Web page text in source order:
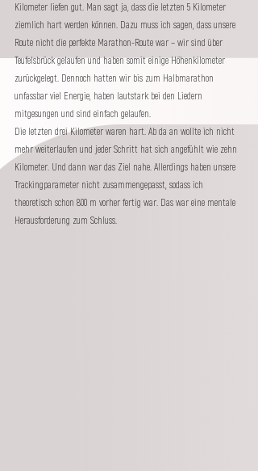
Kilometer liefen gut. Man sagt ja, dass die letzten 5 Kilometer
ziemlich hart werden können. Dazu muss ich sagen, dass unsere
Route nicht die perfekte Marathon-Route war – wir sind über
Teufelsbrück gelaufen und haben somit einige Höhenkilometer
zurückgelegt. Dennoch hatten wir bis zum Halbmarathon
unfassbar viel Energie, haben lautstark bei den Liedern
mitgesungen und sind einfach gelaufen.
Die letzten drei Kilometer waren hart. Ab da an wollte ich nicht
mehr weiterlaufen und jeder Schritt hat sich angefühlt wie zehn
Kilometer. Und dann war das Ziel nahe. Allerdings haben unsere
Trackingparameter nicht zusammengepasst, sodass ich
theoretisch schon 800 m vorher fertig war. Das war eine mentale
Herausforderung zum Schluss.